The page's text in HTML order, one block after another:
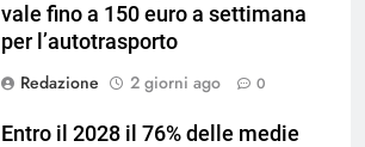
vale fino a 150 euro a settimana
per l’autotrasporto
Redazione
2 giorni ago 0
Entro il 2028 il 76% delle medie